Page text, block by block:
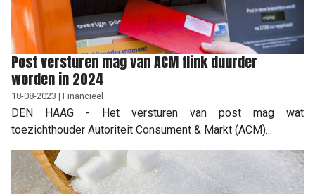
Post versturen mag van ACM flink duurder
worden in 2024
18-08-2023 | Financieel
DEN HAAG - Het versturen van post mag wat
toezichthouder Autoriteit Consument & Markt (ACM)...